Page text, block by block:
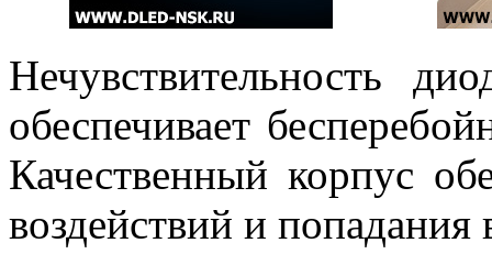
Нечувствительность
обеспечивает
Качественный корпус
воздействий и попадания